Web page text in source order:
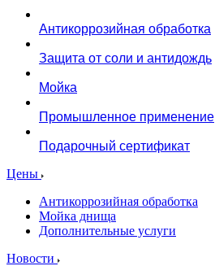
Антикоррозийная обработка
Защита от соли и антидождь
Мойка
Промышленное применение
Подарочный сертификат
Цены
Антикоррозийная обработка
Мойка днища
Дополнительные услуги
Новости